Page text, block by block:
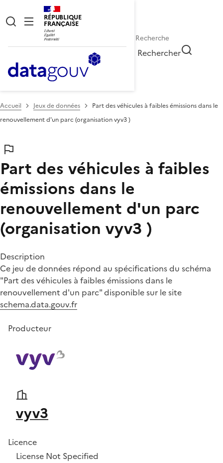
RÉPUBLIQUE
FRANÇAISE
Rechercher
Accueil Jeux de données
Part des véhicules à faibles émissions dans le
renouvellement d'un parc (organisation vyv3 )
Part des véhicules à faibles
émissions dans le
renouvellement d'un parc
(organisation vyv3 )
Description
Ce jeu de données répond au spécifications du schéma
"Part des véhicules à faibles émissions dans le
renouvellement d'un parc" disponible sur le site
schema.data.gouv.fr
Producteur
vyv3
Licence
License Not Specified